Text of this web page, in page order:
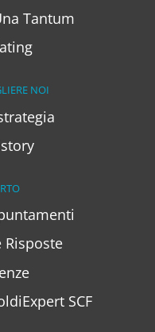
Tantum
NOI
Risposte
SCF